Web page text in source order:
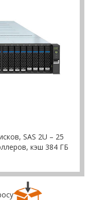
SAS 2U – 25
кэш 384 ГБ